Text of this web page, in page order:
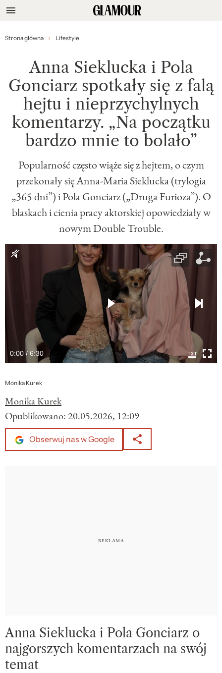
Strona główna Lifestyle
Anna Sieklucka i Pola
Gonciarz spotkały się z falą
hejtu i nieprzychylnych
komentarzy. „Na początku
bardzo mnie to bolało”
Popularność często wiąże się z hejtem, o czym
przekonały się Anna-Maria Sieklucka (trylogia
„365 dni”) i Pola Gonciarz („Druga Furioza”). O
blaskach i cienia pracy aktorskiej opowiedziały w
nowym Double Trouble.
0:00 / 6:30
Monika Kurek
Monika Kurek
Opublikowano:20.05.2026, 12:09
Obserwuj nas w Google
Anna Sieklucka i Pola Gonciarz o
najgorszych komentarzach na swój
temat